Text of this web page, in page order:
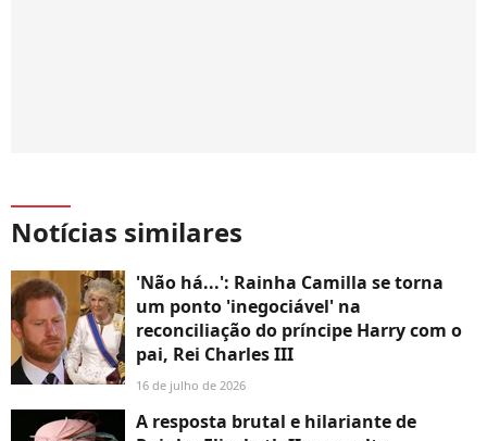
Notícias similares
'Não há...': Rainha Camilla se torna
um ponto 'inegociável' na
reconciliação do príncipe Harry com o
pai, Rei Charles III
16 de julho de 2026
A resposta brutal e hilariante de